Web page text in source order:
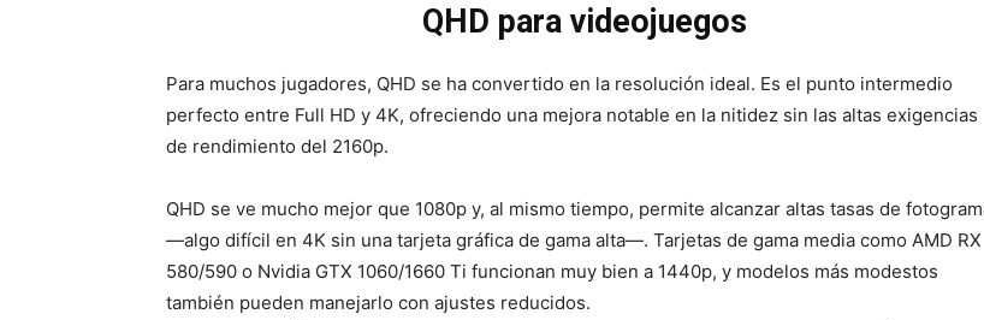
QHD para videojuegos
Para muchos jugadores, QHD se ha convertido en la resolución ideal. Es el punto intermedio
perfecto entre Full HD y 4K, ofreciendo una mejora notable en la nitidez sin las altas exigencias
de rendimiento del 2160p.
QHD se ve mucho mejor que 1080p y, al mismo tiempo, permite alcanzar altas tasas de
—algo difícil en 4K sin una tarjeta gráfica de gama alta—. Tarjetas de gama media como AMD RX
580/590 o Nvidia GTX 1060/1660 Ti funcionan muy bien a 1440p, y modelos más modestos
también pueden manejarlo con ajustes reducidos.